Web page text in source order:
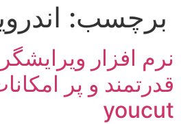
برچسب:
نرم افزار
قدرتمند و پر
youcut